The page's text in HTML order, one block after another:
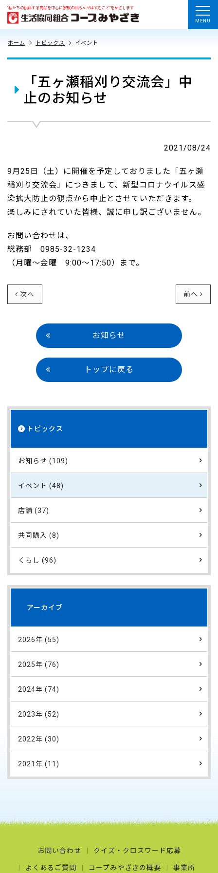
“私たちの供給する商品を中心に家族の団らんがはずむこと”をめざします
MENU
ホーム トピックス イベント
「五ヶ瀬稲刈り交流会」中
止のお知らせ
2021/08/24
9月25日（土）に開催を予定しておりました「五ヶ瀬
稲刈り交流会」につきまして、新型コロナウイルス感
染拡大防止の観点から 中止 とさせていただきます。
楽しみにされていた皆様、誠に申し訳ございません。
お問い合わせは、
総務部 0985-32-1234
（月曜～金曜 9:00～17:50）まで。
次へ 前へ
お知らせ
トップに戻る
トピックス
お知らせ (109)
イベント (48)
店舗 (37)
共同購入 (8)
くらし (96)
アーカイブ
2026年 (55)
2025年 (76)
2024年 (74)
2023年 (52)
2022年 (30)
2021年 (11)
お問い合わせ クイズ・クロスワード応募
よくあるご質問 コープみやざきの概要 事業所